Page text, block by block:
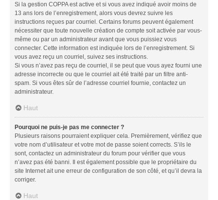
Si la gestion COPPA est active et si vous avez indiqué avoir moins de
13 ans lors de l’enregistrement, alors vous devrez suivre les
instructions reçues par courriel. Certains forums peuvent également
nécessiter que toute nouvelle création de compte soit activée par vous-
même ou par un administrateur avant que vous puissiez vous
connecter. Cette information est indiquée lors de l’enregistrement. Si
vous avez reçu un courriel, suivez ses instructions.
Si vous n’avez pas reçu de courriel, il se peut que vous ayez fourni une
adresse incorrecte ou que le courriel ait été traité par un filtre anti-
spam. Si vous êtes sûr de l’adresse courriel fournie, contactez un
administrateur.
Haut
Pourquoi ne puis-je pas me connecter ?
Plusieurs raisons pourraient expliquer cela. Premièrement, vérifiez que
votre nom d’utilisateur et votre mot de passe soient corrects. S’ils le
sont, contactez un administrateur du forum pour vérifier que vous
n’avez pas été banni. Il est également possible que le propriétaire du
site Internet ait une erreur de configuration de son côté, et qu’il devra la
corriger.
Haut